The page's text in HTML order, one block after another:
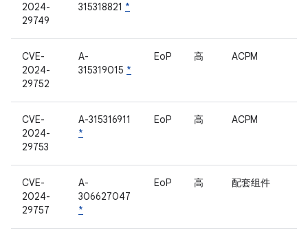
2024-
29749
315318821 *
CVE-
2024-
29752
A-
315319015 *
EoP 高 ACPM
CVE-
2024-
29753
A-315316911
*
EoP 高 ACPM
CVE-
2024-
29757
A-
306627047
*
EoP 高 配套组件